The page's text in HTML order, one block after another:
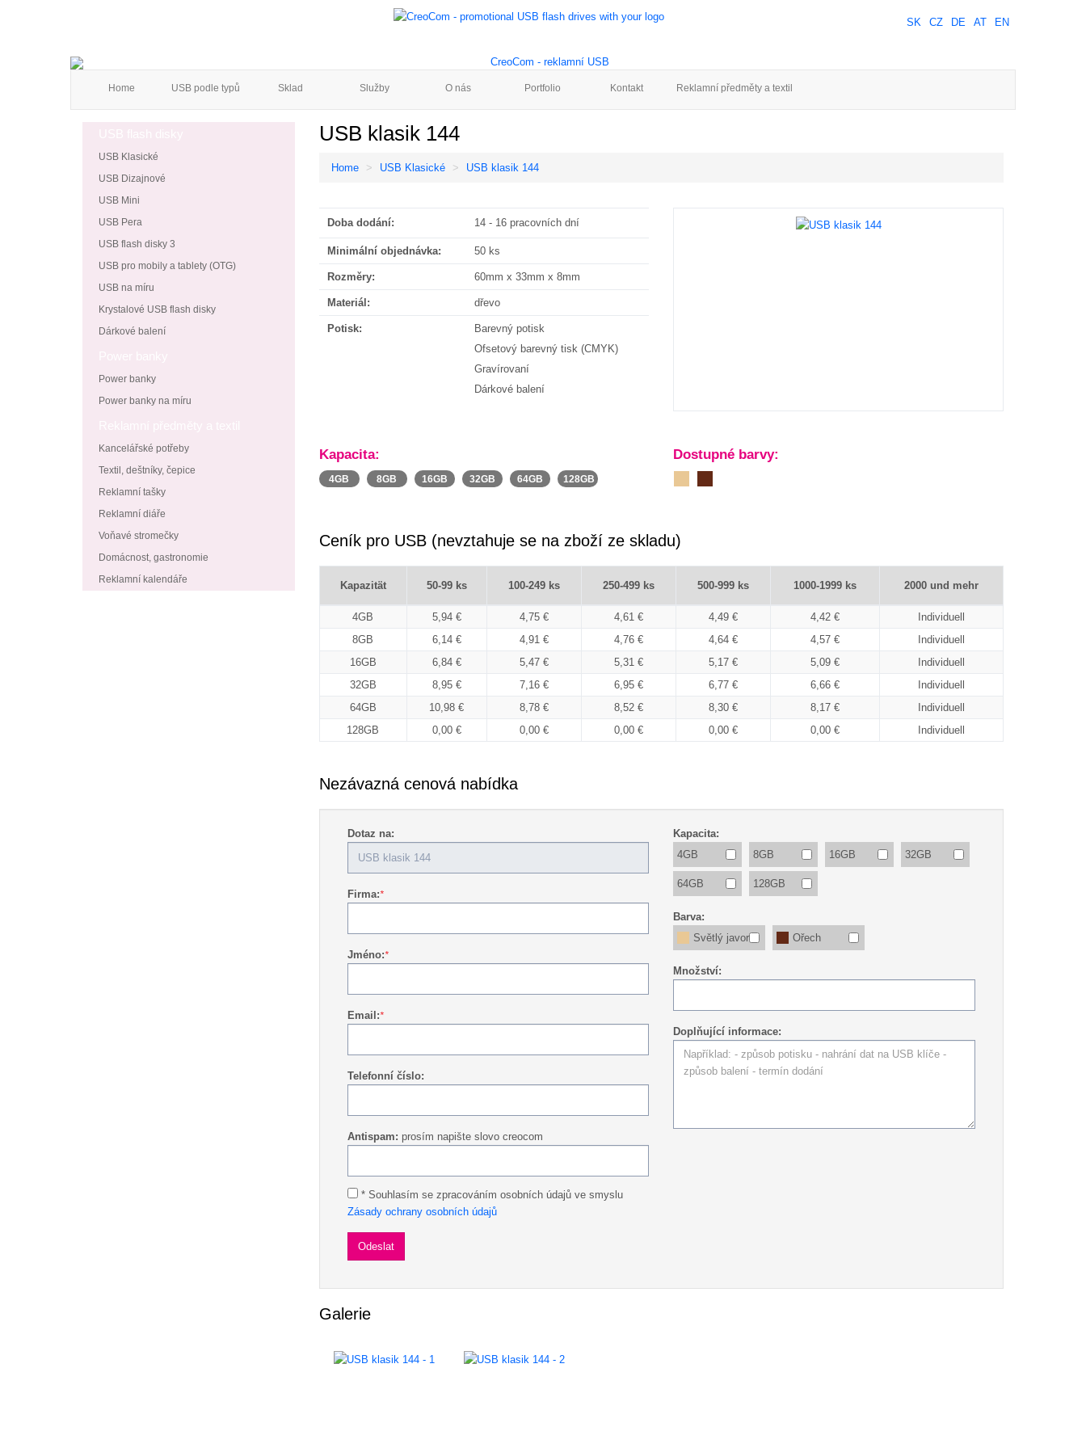
SK CZ DE AT EN
Home USB podle typů Sklad Služby O nás Portfolio Kontakt Reklamní předměty a textil
USB klasik 144
Home USB Klasické USB klasik 144
Doba dodání: 14 - 16 pracovních dní
Minimální objednávka: 50 ks
Rozměry: 60mm x 33mm x 8mm
Materiál: dřevo
Potisk:
Barevný potisk
Ofsetový barevný tisk (CMYK)
Gravírovaní
Dárkové balení
Kapacita:
4GB 8GB 16GB 32GB 64GB 128GB
Dostupné barvy:
Ceník pro USB (nevztahuje se na zboží ze skladu)
Kapazität 50-99 ks 100-249 ks 250-499 ks 500-999 ks 1000-1999 ks 2000 und mehr
4GB 5,94 € 4,75 € 4,61 € 4,49 € 4,42 €
Individuell
8GB
6,14 € 4,91 € 4,76 € 4,64 € 4,57 €
Individuell
16GB
6,84 € 5,47 € 5,31 € 5,17 € 5,09 €
Individuell
32GB
8,95 € 7,16 € 6,95 € 6,77 € 6,66 €
Individuell
64GB
10,98 € 8,78 € 8,52 € 8,30 € 8,17 €
Individuell
128GB
0,00 € 0,00 € 0,00 € 0,00 € 0,00 € Individuell
Nezávazná cenová nabídka
Dotaz na:
Firma:*
Jméno:*
Email:*
Telefonní číslo:
Antispam: prosím napište slovo creocom
* Souhlasím se zpracováním osobních údajů ve smyslu
Zásady ochrany osobních údajů
Kapacita:
4GB
8GB 16GB 32GB
64GB 128GB
Barva:
Světlý javor
Ořech
Množství:
Doplňující informace:
Galerie
USB Klasické
USB Dizajnové
USB Mini
USB Pera
USB flash disky 3
USB pro mobily a tablety (OTG)
USB na míru
Krystalové USB flash disky
Dárkové balení
Power banky
Power banky na míru
Kancelářské potřeby
Textil, deštníky, čepice
Reklamní tašky
Reklamní diáře
Voňavé stromečky
Domácnost, gastronomie
Reklamní kalendáře